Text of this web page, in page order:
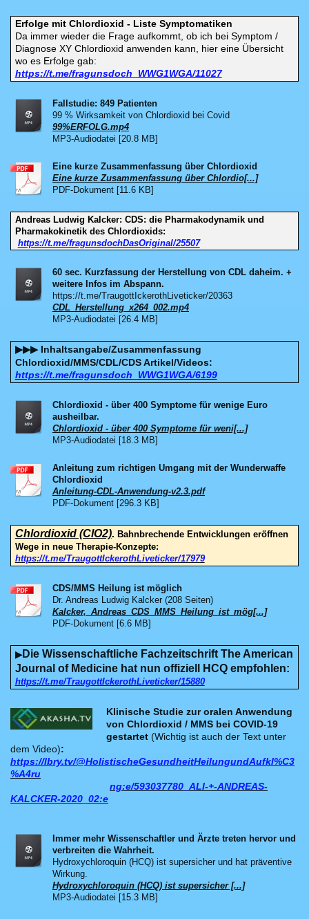
Erfolge mit Chlordioxid - Liste Symptomatiken
Da immer wieder die Frage aufkommt, ob ich bei Symptom /
Diagnose XY Chlordioxid anwenden kann, hier eine Übersicht
wo es Erfolge gab:
https://t.me/fragunsdoch_WWG1WGA/11027
Fallstudie: 849 Patienten
99 % Wirksamkeit von Chlordioxid bei Covid
99%ERFOLG.mp4
MP3-Audiodatei [20.8 MB]
Eine kurze Zusammenfassung über Chlordioxid
Eine kurze Zusammenfassung über Chlordio[...]
PDF-Dokument [11.6 KB]
Andreas Ludwig Kalcker: CDS: die Pharmakodynamik und
Pharmakokinetik des Chlordioxids:
https://t.me/fragunsdochDasOriginal/25507
60 sec. Kurzfassung der Herstellung von CDL daheim. +
weitere Infos im Abspann.
https://t.me/TraugottIckerothLiveticker/20363
CDL_Herstellung_x264_002.mp4
MP3-Audiodatei [26.4 MB]
▶▶▶ Inhaltsangabe/Zusammenfassung
Chlordioxid/MMS/CDL/CDS Artikel/Videos:
https://t.me/fragunsdoch_WWG1WGA/6199
Chlordioxid - über 400 Symptome für wenige Euro
ausheilbar.
Chlordioxid - über 400 Symptome für weni[...]
MP3-Audiodatei [18.3 MB]
Anleitung zum richtigen Umgang mit der Wunderwaffe
Chlordioxid
Anleitung-CDL-Anwendung-v2.3.pdf
PDF-Dokument [296.3 KB]
Chlordioxid (ClO2). Bahnbrechende Entwicklungen eröffnen
Wege in neue Therapie-Konzepte:
https://t.me/TraugottIckerothLiveticker/17979
CDS/MMS Heilung ist möglich
Dr. Andreas Ludwig Kalcker (208 Seiten)
Kalcker,_Andreas_CDS_MMS_Heilung_ist_mög[...]
PDF-Dokument [6.6 MB]
▶Die Wissenschaftliche Fachzeitschrift The American
Journal of Medicine hat nun offiziell HCQ empfohlen:
https://t.me/TraugottIckerothLiveticker/15880
Klinische Studie zur oralen Anwendung
von Chlordioxid / MMS bei COVID-19
gestartet (Wichtig ist auch der Text unter
dem Video):
https://lbry.tv/@HolistischeGesundheitHeilungundAufkl%C3
%A4ru
ng:e/593037780_ALI-+-ANDREAS-
KALCKER-2020_02:e
Immer mehr Wissenschaftler und Ärzte treten hervor und
verbreiten die Wahrheit.
Hydroxychloroquin (HCQ) ist supersicher und hat präventive
Wirkung.
Hydroxychloroquin (HCQ) ist supersicher [...]
MP3-Audiodatei [15.3 MB]